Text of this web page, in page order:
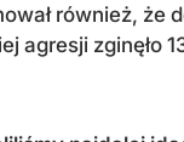
również, że
agresji zginęło